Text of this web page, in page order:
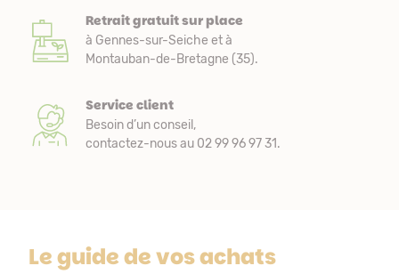
Retrait gratuit sur place
à Gennes-sur-Seiche et à
Montauban-de-Bretagne (35).
Service client
Besoin d’un conseil,
contactez-nous au 02 99 96 97 31.
Le guide de vos achats